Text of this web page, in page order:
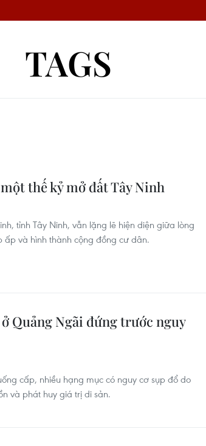
TAGS
thế kỷ mở đất Tây Ninh
tỉnh Tây Ninh, vẫn lặng lẽ hiện diện giữa lòng
và hình thành cộng đồng cư dân.
Quảng Ngãi đứng trước nguy
cấp, nhiều hạng mục có nguy cơ sụp đổ do
và phát huy giá trị di sản.